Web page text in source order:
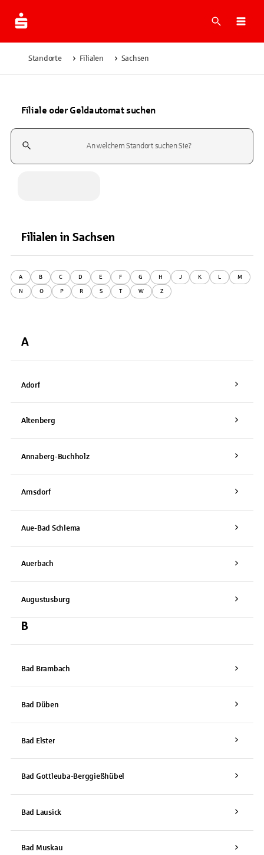
Suche
Standorte Filialen Sachsen
Filiale oder Geldautomat suchen
Suchfeld
Filialen in Sachsen
A B C D E F G H J K L M
N O P R S T W Z
A
Adorf
Altenberg
Annaberg-Buchholz
Arnsdorf
Aue-Bad Schlema
Auerbach
Augustusburg
B
Bad Brambach
Bad Düben
Bad Elster
Bad Gottleuba-Berggießhübel
Bad Lausick
Bad Muskau